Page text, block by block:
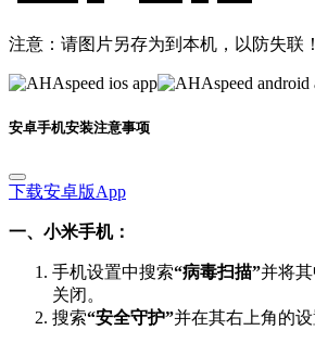
注意：请图片另存为到本机，以防失联！
安卓手机安装注意事项
下载安卓版App
一、小米手机：
手机设置中搜索“病毒扫描”并将
关闭。
搜索“安全守护”并在其右上角的设